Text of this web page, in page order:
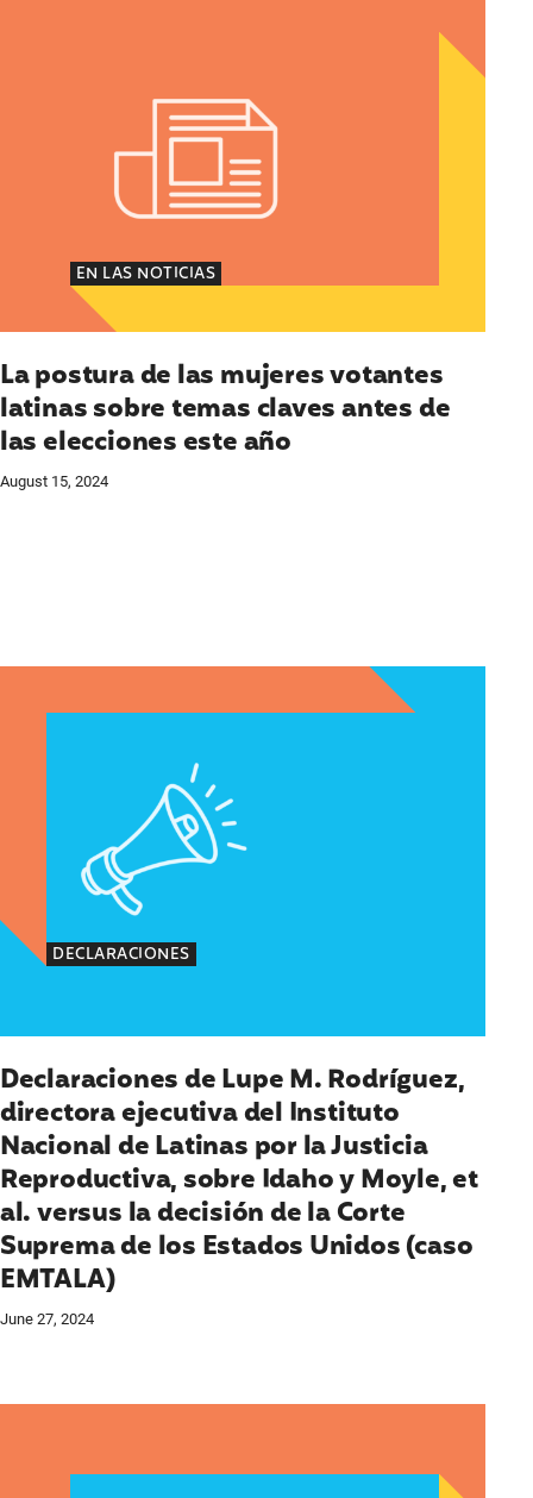
EN LAS NOTICIAS
La postura de las mujeres votantes
latinas sobre temas claves antes de
las elecciones este año
August 15, 2024
del Instituto Nacional de Latinas por la
Declaraciones de Lupe M. Rodríguez, directora
DECLARACIONES
Declaraciones de Lupe M. Rodríguez,
directora ejecutiva del Instituto
Nacional de Latinas por la Justicia
Reproductiva, sobre Idaho y Moyle, et
al. versus la decisión de la Corte
Suprema de los Estados Unidos (caso
EMTALA)
June 27, 2024